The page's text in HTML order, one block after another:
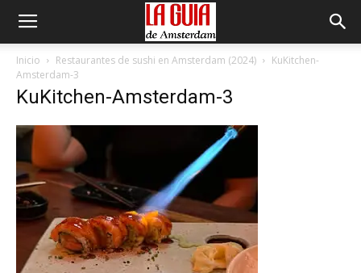
Inicio Restaurantes de sushi en Amsterdam (2024)
KuKitchen-
Amsterdam-3
KuKitchen-Amsterdam-3